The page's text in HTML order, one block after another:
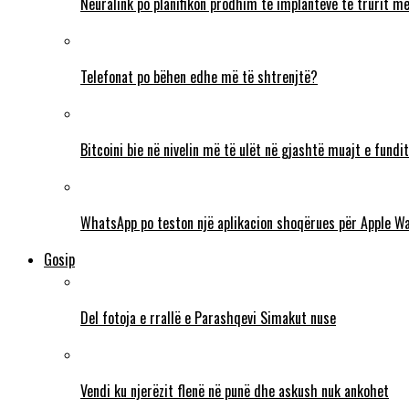
Telefonat po bëhen edhe më të shtrenjtë?
Bitcoini bie në nivelin më të ulët në gjashtë muajt e fundit
WhatsApp po teston një aplikacion shoqërues për Apple
Gosip
Del fotoja e rrallë e Parashqevi Simakut nuse
Vendi ku njerëzit flenë në punë dhe askush nuk ankohet